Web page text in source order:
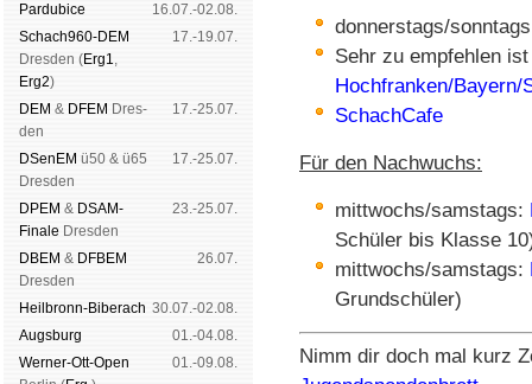
Pardu­bice
16.07.-02.08.
Schach960-DEM
Dres­den (Erg1,
Erg2)
17.-19.07.
DEM & DFEM Dres­
den
17.-25.07.
DSenEM ü50 & ü65
Dres­den
17.-25.07.
DPEM & DSAM-
Finale Dres­den
23.-25.07.
DBEM & DFBEM
Dres­den
26.07.
Heil­bronn-Bi­ber­ach 30.07.-02.08.
Augs­burg
01.-04.08.
Werner-Ott-Open
01.-09.08.
donnerstags/
Sehr zu empfehlen
Hochfranken/Bayern/
SchachCafe
Für den Nachwuchs:
mittwochs/samstags:
Schüler bis Klasse
mittwochs/samstags:
Grundschüler)
Nimm dir doch mal kurz